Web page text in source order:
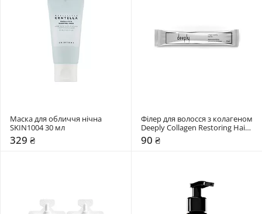
Маска для обличчя нічна
SKIN1004 30 мл
329 ₴
Філер для волосся з колагеном
Deeply Collagen Restoring Hair
Filler
90 ₴